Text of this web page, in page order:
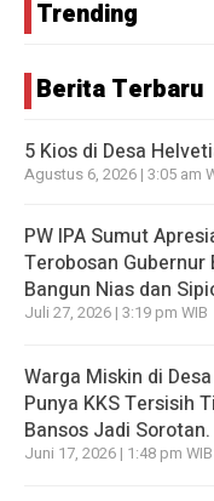
Trending
Berita Terbaru
5 Kios di Desa
Agustus 6, 2026 | 3:05 am
PW IPA Sumut
Terobosan Gubernur
Bangun Nias dan
Juli 27, 2026 | 3:19 pm WIB
Warga Miskin di
Punya KKS Tersisih
Bansos Jadi Sorotan.
Juni 17, 2026 | 1:48 pm WIB